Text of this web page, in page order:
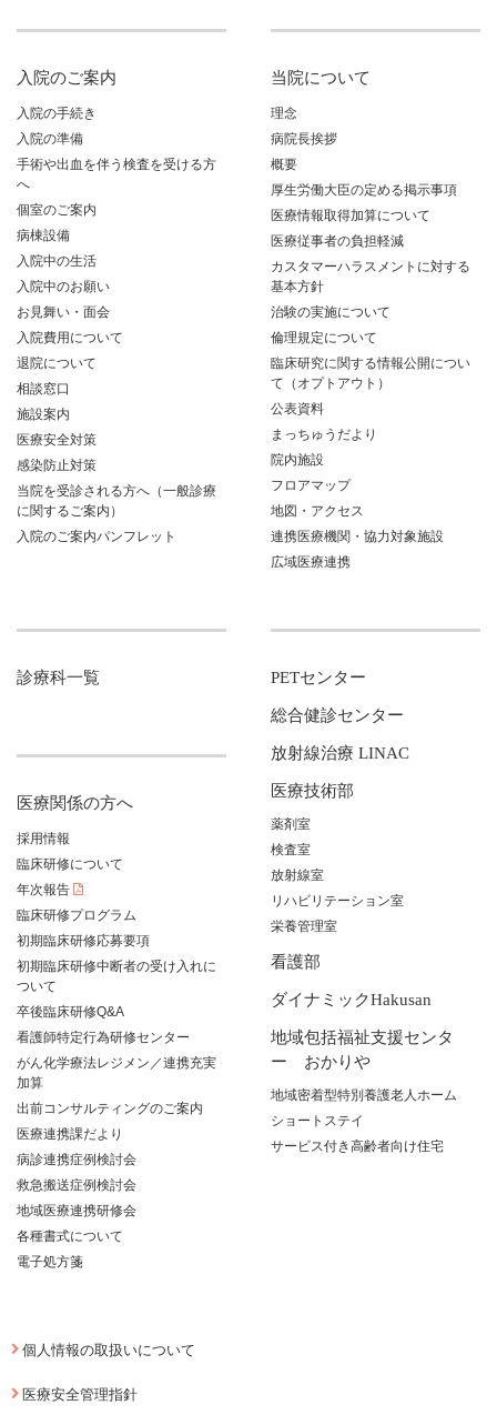
入院のご案内
入院の手続き
入院の準備
手術や出血を伴う検査を受ける方
へ
個室のご案内
病棟設備
入院中の生活
入院中のお願い
お見舞い・面会
入院費用について
退院について
相談窓口
施設案内
医療安全対策
感染防止対策
当院を受診される方へ（一般診療
に関するご案内）
入院のご案内パンフレット
当院について
理念
病院長挨拶
概要
厚生労働大臣の定める掲示事項
医療情報取得加算について
医療従事者の負担軽減
カスタマーハラスメントに対する
基本方針
治験の実施について
倫理規定について
臨床研究に関する情報公開につい
て（オプトアウト）
公表資料
まっちゅうだより
院内施設
フロアマップ
地図・アクセス
連携医療機関・協力対象施設
広域医療連携
診療科一覧
医療関係の方へ
採用情報
臨床研修について
年次報告
臨床研修プログラム
初期臨床研修応募要項
初期臨床研修中断者の受け入れに
ついて
卒後臨床研修Q&A
看護師特定行為研修センター
がん化学療法レジメン／連携充実
加算
出前コンサルティングのご案内
医療連携課だより
病診連携症例検討会
救急搬送症例検討会
地域医療連携研修会
各種書式について
電子処方箋
PETセンター
総合健診センター
放射線治療 LINAC
医療技術部
薬剤室
検査室
放射線室
リハビリテーション室
栄養管理室
看護部
ダイナミックHakusan
地域包括福祉支援センタ
ー おかりや
地域密着型特別養護老人ホーム
ショートステイ
サービス付き高齢者向け住宅
個人情報の取扱いについて
医療安全管理指針